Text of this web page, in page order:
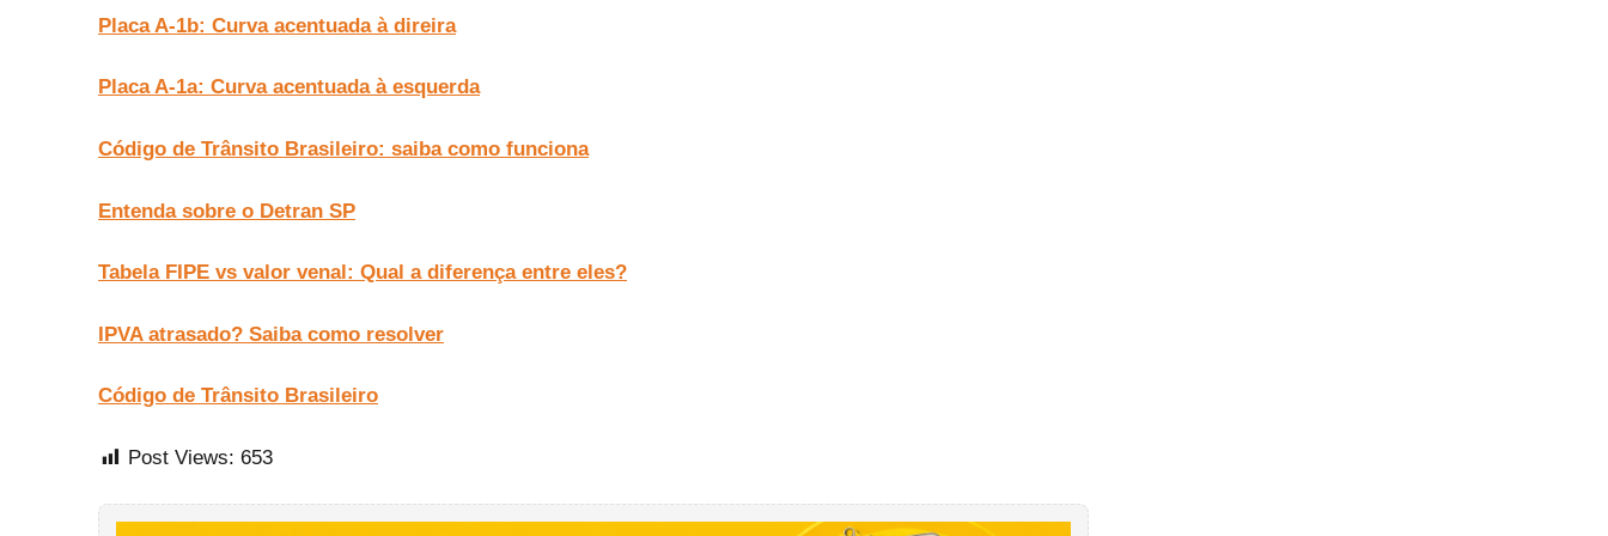
Placa A-1b: Curva acentuada à direira
Placa A-1a: Curva acentuada à esquerda
Código de Trânsito Brasileiro: saiba como funciona
Entenda sobre o Detran SP
Tabela FIPE vs valor venal: Qual a diferença entre eles?
IPVA atrasado? Saiba como resolver
Código de Trânsito Brasileiro
Post Views: 653